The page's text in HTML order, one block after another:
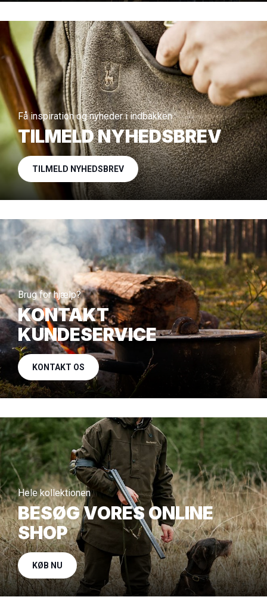
Få inspiration og nyheder i indbakken
TILMELD NYHEDSBREV
TILMELD NYHEDSBREV
Brug for hjælp?
KONTAKT
KUNDESERVICE
KONTAKT OS
Hele kollektionen
BESØG VORES ONLINE
SHOP
KØB NU